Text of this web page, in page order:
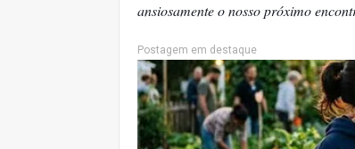
ansiosamente o nosso próximo
Postagem em destaque